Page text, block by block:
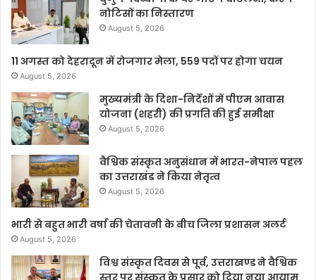
नोटिसों का निस्तारण
August 5, 2026
11 अगस्त को देहरादून में रोजगार मेला, 559 पदों पर होगा चयन
August 5, 2026
मुख्यमंत्री के दिशा-निर्देशों में पीएम आवास
योजना (शहरी) की प्रगति की हुई समीक्षा
August 5, 2026
वैश्विक संस्कृत अनुसंधान में भारत-नेपाल पहल
का उत्तराखंड ने किया नेतृत्व
August 5, 2026
भारी से बहुत भारी वर्षा की चेतावनी के बीच जिला प्रशासन अलर्ट
August 5, 2026
विश्व संस्कृत दिवस से पूर्व, उत्तराखण्ड ने वैश्विक
स्तर पर संस्कृत के प्रसार को दिया नया आयाम